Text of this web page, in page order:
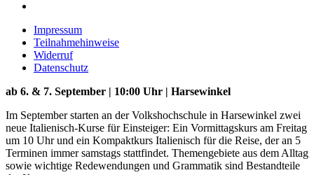
Impressum
Teilnahmehinweise
Widerruf
Datenschutz
ab 6. & 7. September | 10:00 Uhr | Harsewinkel
Im September starten an der Volkshochschule in Harsewinkel zwei
neue Italienisch-Kurse für Einsteiger: Ein Vormittagskurs am Freitag
um 10 Uhr und ein Kompaktkurs Italienisch für die Reise, der an 5
Terminen immer samstags stattfindet. Themengebiete aus dem Alltag
sowie wichtige Redewendungen und Grammatik sind Bestandteile